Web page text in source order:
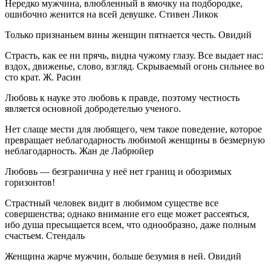
Нередко мужчина, влюбленный в ямочку на подбородке,
ошибочно женится на всей девушке. Стивен Ликок
Только признаньем вины женщин пятнается честь. Овидий
Страсть, как ее ни прячь, видна чужому глазу. Все выдает нас:
вздох, движенье, слово, взгляд. Скрываемый огонь сильнее во
сто крат. Ж. Расин
Любовь к науке это любовь к правде, поэтому честность
является основной добродетелью ученого.
Нет слаще мести для любящего, чем такое поведение, которое
превращает неблагодарность любимой женщины в безмерную
неблагодарность. Жан де Лабрюйер
Любовь — безгранична у неё нет границ и обозримых
горизонтов!
Страстный человек видит в любимом существе все
совершенства; однако внимание его еще может рассеяться,
ибо душа пресыщается всем, что однообразно, даже полным
счастьем. Стендаль
Женщина жарче мужчин, больше безумия в ней. Овидий